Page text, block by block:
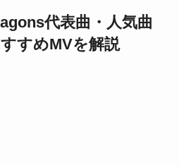
代表曲・人気曲
すめMVを解説